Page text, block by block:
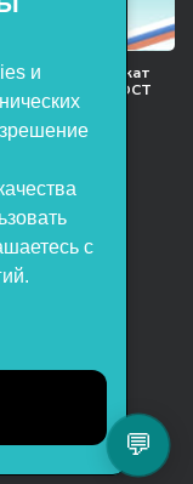
сертификат
качества ГОСТ
и
с
💬